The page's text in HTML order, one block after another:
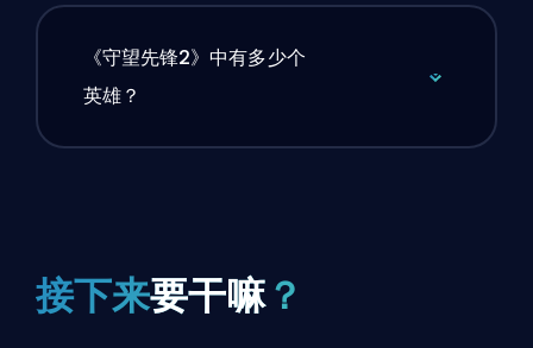
《守望先锋2》中有多少个
英雄？
接下来要干嘛？